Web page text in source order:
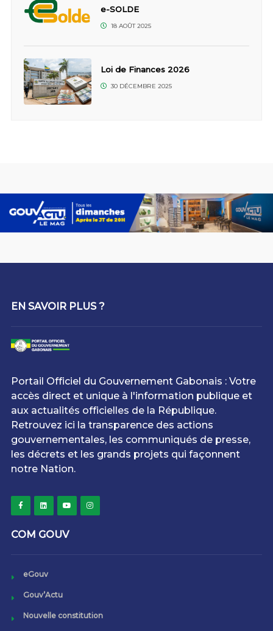
e-SOLDE
18 AOÛT 2025
Loi de Finances 2026
30 DÉCEMBRE 2025
EN SAVOIR PLUS ?
Portail Officiel du Gouvernement Gabonais : Votre
accès direct et unique à l'information publique et
aux actualités officielles de la République.
Retrouvez ici la transparence des actions
gouvernementales, les communiqués de presse,
les décrets et les grands projets qui façonnent
notre Nation.
COM GOUV
eGouv
Gouv’Actu
Nouvelle constitution